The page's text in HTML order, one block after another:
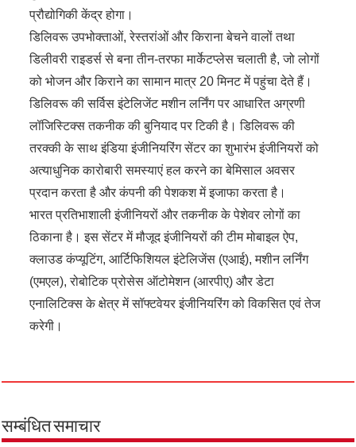
प्रौद्योगिकी केंद्र होगा।
डिलिवरू उपभोक्ताओं, रेस्तरांओं और किराना बेचने वालों तथा
डिलीवरी राइडर्स से बना तीन-तरफा मार्केटप्लेस चलाती है, जो लोगों
को भोजन और किराने का सामान मात्र 20 मिनट में पहुंचा देते हैं।
डिलिवरू की सर्विस इंटेलिजेंट मशीन लर्निंग पर आधारित अग्रणी
लॉजिस्टिक्स तकनीक की बुनियाद पर टिकी है। डिलिवरू की
तरक्की के साथ इंडिया इंजीनियरिंग सेंटर का शुभारंभ इंजीनियरों को
अत्याधुनिक कारोबारी समस्याएं हल करने का बेमिसाल अवसर
प्रदान करता है और कंपनी की पेशकश में इजाफा करता है।
भारत प्रतिभाशाली इंजीनियरों और तकनीक के पेशेवर लोगों का
ठिकाना है। इस सेंटर में मौजूद इंजीनियरों की टीम मोबाइल ऐप,
क्लाउड कंप्यूटिंग, आर्टिफिशियल इंटेलिजेंस (एआई), मशीन लर्निंग
(एमएल), रोबोटिक प्रोसेस ऑटोमेशन (आरपीए) और डेटा
एनालिटिक्स के क्षेत्र में सॉफ्टवेयर इंजीनियरिंग को विकसित एवं तेज
करेगी।
सम्बंधित समाचार